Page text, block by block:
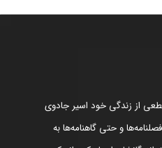
از زندگی خود اسیر جادوی
و حتی گاهنامه‌ها به